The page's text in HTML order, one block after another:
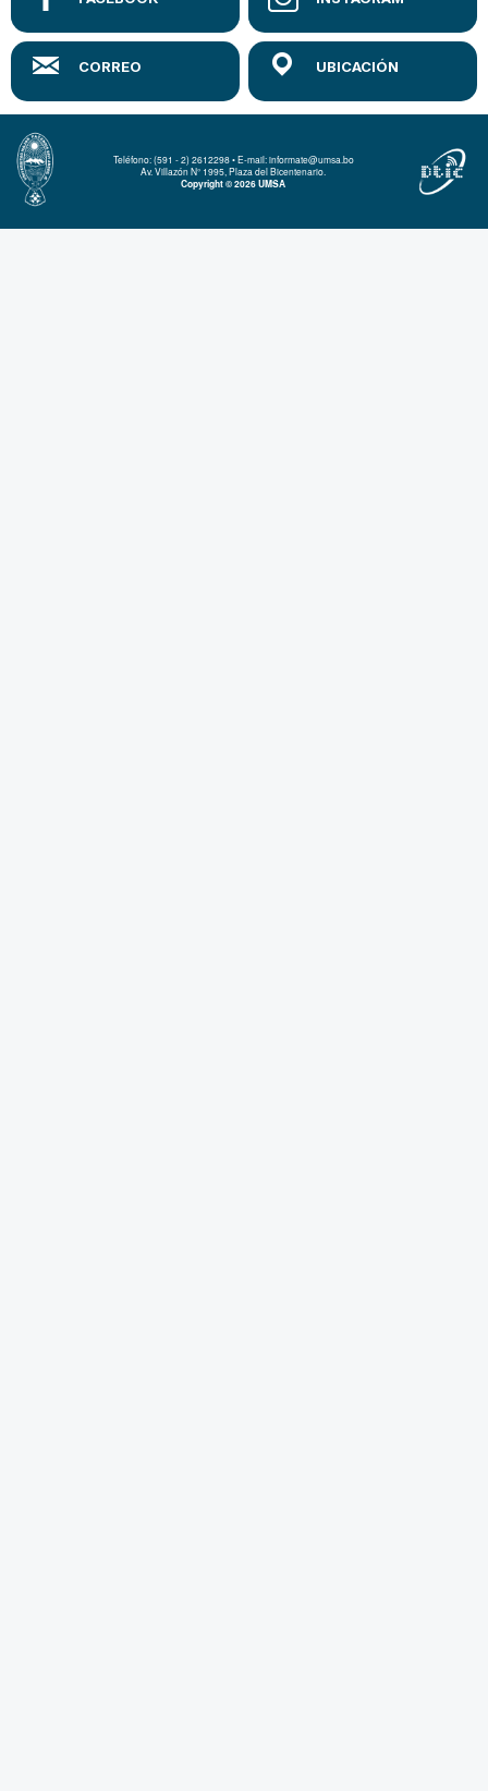
Teléfono: (591 - 2) 2612298 • E-mail: informate@umsa.bo
Av. Villazón N° 1995, Plaza del Bicentenario.
Copyright © 2026 UMSA